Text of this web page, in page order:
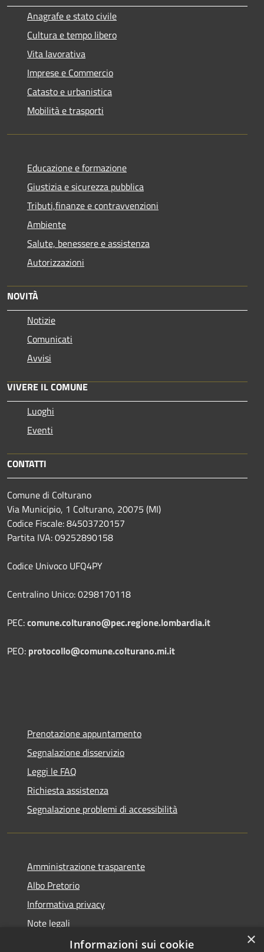
Anagrafe e stato civile
Cultura e tempo libero
Vita lavorativa
Imprese e Commercio
Catasto e urbanistica
Mobilità e trasporti
Educazione e formazione
Giustizia e sicurezza pubblica
Tributi,finanze e contravvenzioni
Ambiente
Salute, benessere e assistenza
Autorizzazioni
NOVITÀ
Notizie
Comunicati
Avvisi
VIVERE IL COMUNE
Luoghi
Eventi
CONTATTI
Comune di Colturano
Via Municipio, 1 Colturano, 20075 (MI)
Codice Fiscale: 84503720157
Partita IVA: 09252890158
Codice Univoco UFQ4PY
Centralino Unico: 0298170118
PEC:comune.colturano@pec.regione.lombardia.it
PEO: protocollo@comune.colturano.mi.it
Prenotazione appuntamento
Segnalazione disservizio
Leggi le FAQ
Richiesta assistenza
Segnalazione problemi di accessibilità
Amministrazione trasparente
Albo Pretorio
Informativa privacy
Note legali
Dichiarazione di accessibilità
×
Informazioni sui cookie